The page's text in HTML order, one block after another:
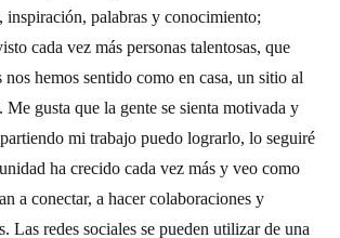
inspiración, palabras y conocimiento;
cada vez más personas talentosas, que
hemos sentido como en casa, un sitio al
Me gusta que la gente se sienta motivada y
mi trabajo puedo lograrlo, lo seguiré
ha crecido cada vez más y veo como
a conectar, a hacer colaboraciones y
Las redes sociales se pueden utilizar de una